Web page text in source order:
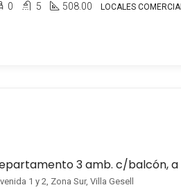
0 5 508.00 LOCALES
1 y 2, Zona Sur, Villa Gesell